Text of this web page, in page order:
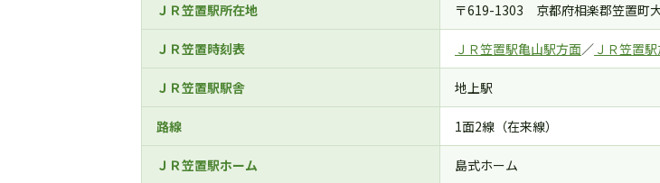
ＪＲ笠置駅所在地 〒619-1303 京都府相楽郡笠置町
ＪＲ笠置時刻表 ＪＲ笠置駅亀山駅方面／ ＪＲ笠置
ＪＲ笠置駅駅舎 地上駅
路線 1面2線（在来線）
ＪＲ笠置駅ホーム 島式ホーム